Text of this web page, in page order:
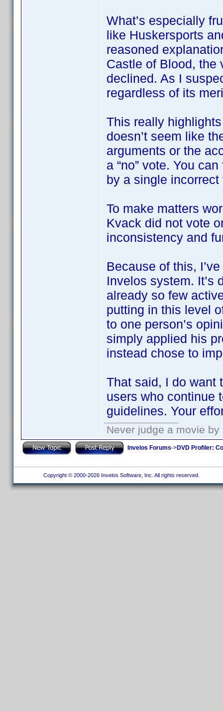
What’s especially
like Huskersports
reasoned
Castle of Blood,
declined. As I
regardless of its
This really
doesn’t seem like
arguments or the
a “no” vote. You
by a single incorrect
To make matters
Kvack did not vote
inconsistency and
Because of this,
Invelos system. It’s
already so few
putting in this level
to one person’s
simply applied his
instead chose to
That said, I do want
users who continue
guidelines. Your
Never judge a movie
Invelos Forums->DVD Profiler:
Copyright © 2000-2026 Invelos Software, Inc. All rights reserved.